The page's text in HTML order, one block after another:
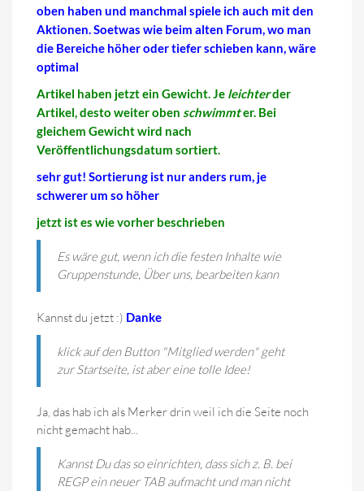
oben haben und manchmal spiele ich auch mit den
Aktionen. Soetwas wie beim alten Forum, wo man
die Bereiche höher oder tiefer schieben kann, wäre
optimal
Artikel haben jetzt ein Gewicht. Je leichterder
Artikel, desto weiter oben schwimmter. Bei
gleichem Gewicht wird nach
Veröffentlichungsdatum sortiert.
sehr gut! Sortierung ist nur anders rum, je
schwerer um so höher
jetzt ist es wie vorher beschrieben
Es wäre gut, wenn ich die festen Inhalte wie
Gruppenstunde, Über uns, bearbeiten kann
Kannst du jetzt :) Danke
klick auf den Button "Mitglied werden" geht
zur Startseite, ist aber eine tolle Idee!
Ja, das hab ich als Merker drin weil ich die Seite noch
nicht gemacht hab...
Kannst Du das so einrichten, dass sich z. B. bei
REGP ein neuer TAB aufmacht und man nicht